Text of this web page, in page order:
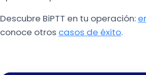
Descubre BiPTT en tu operación:
conoce otros casos de éxito.